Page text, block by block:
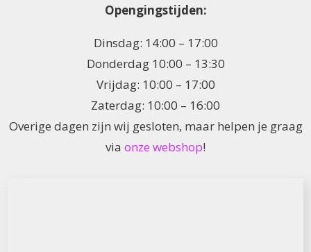
Opengingstijden:
Dinsdag: 14:00 – 17:00
Donderdag 10:00 – 13:30
Vrijdag: 10:00 – 17:00
Zaterdag: 10:00 – 16:00
Overige dagen zijn wij gesloten, maar helpen je graag
via onze webshop!